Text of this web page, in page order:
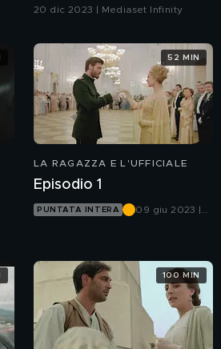
20 dic 2023 | Mediaset Infinity
LA RAGAZZA E L'UFFICIALE
Episodio 1
PUNTATA INTERA
09 giu 2023 |
52 MIN
100 MIN